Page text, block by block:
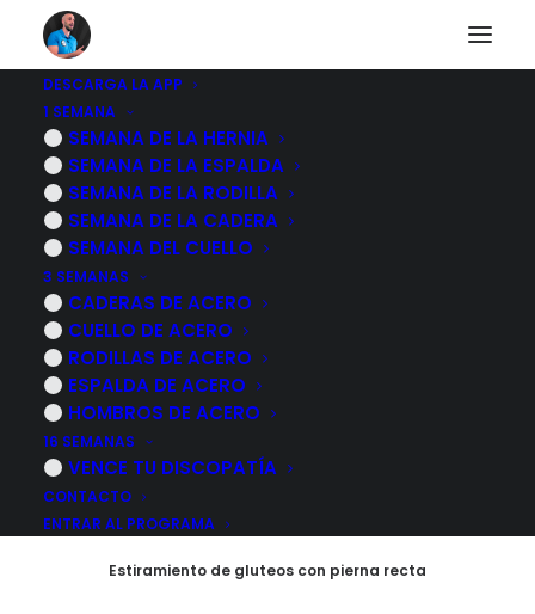
DESCARGA LA APP
1 SEMANA
SEMANA DE LA HERNIA
SEMANA DE LA ESPALDA
SEMANA DE LA RODILLA
SEMANA DE LA CADERA
SEMANA DEL CUELLO
3 SEMANAS
CADERAS DE ACERO
CUELLO DE ACERO
RODILLAS DE ACERO
ESPALDA DE ACERO
HOMBROS DE ACERO
16 SEMANAS
VENCE TU DISCOPATÍA
CONTACTO
ENTRAR AL PROGRAMA
Desplazamiento lateral de pie
Tracción lumbar con sillas
Deslizamiento lateral sobre pared
Estiramiento de gluteos con pierna recta